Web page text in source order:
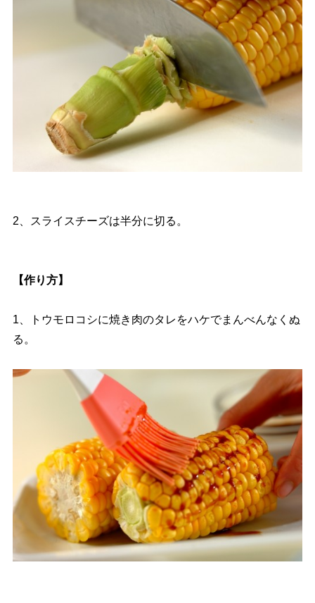
2、スライスチーズは半分に切る。
【作り方】
1、トウモロコシに焼き肉のタレをハケでまんべんなくぬ
る。